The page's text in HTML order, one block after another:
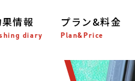
情報
diary
プラン&料金
Plan&Price